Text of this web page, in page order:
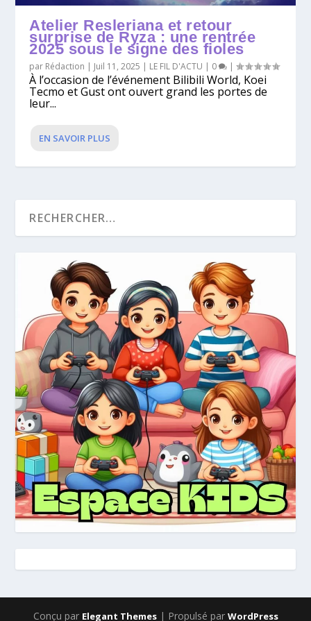
Atelier Resleriana et retour
surprise de Ryza : une rentrée
2025 sous le signe des fioles
par Rédaction | Juil 11, 2025 | LE FIL D'ACTU | 0 |
À l’occasion de l’événement Bilibili World, Koei
Tecmo et Gust ont ouvert grand les portes de
leur...
EN SAVOIR PLUS
Conçu par Elegant Themes| Propulsé par WordPress